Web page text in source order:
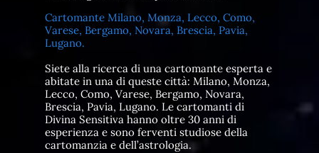
Cartomante Milano, Monza, Lecco, Como,
Varese, Bergamo, Novara, Brescia, Pavia,
Lugano.
Siete alla ricerca di una cartomante esperta e
abitate in una di queste città: Milano, Monza,
Lecco, Como, Varese, Bergamo, Novara,
Brescia, Pavia, Lugano. Le cartomanti di
Divina Sensitiva hanno oltre 30 anni di
esperienza e sono ferventi studiose della
cartomanzia e dell’astrologia.